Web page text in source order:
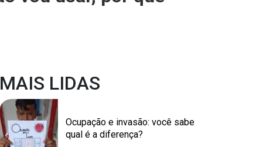
MAIS LIDAS
Ocupação e invasão: você sabe
qual é a diferença?